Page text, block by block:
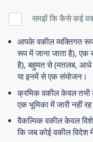
समझें कि कैसे कई
आपके वकील व्यक्तिगत
रूप में जाना जाता है),
है), बहुमत से (मतलब, आधे
या इनमें से एक संयोजन।
क्रमिक वकील केवल तभी
एक भूमिका में जारी नहीं
वैकल्पिक वकील केवल
कि जब कोई वकील विदेश